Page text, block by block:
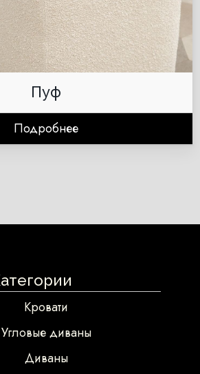
Пуф
Подробнее
Кровати
Угловые диваны
Диваны